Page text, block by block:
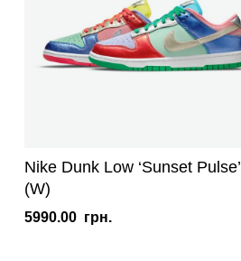
Nike Dunk Low ‘Sunset Pulse’
(W)
5990.00 грн.